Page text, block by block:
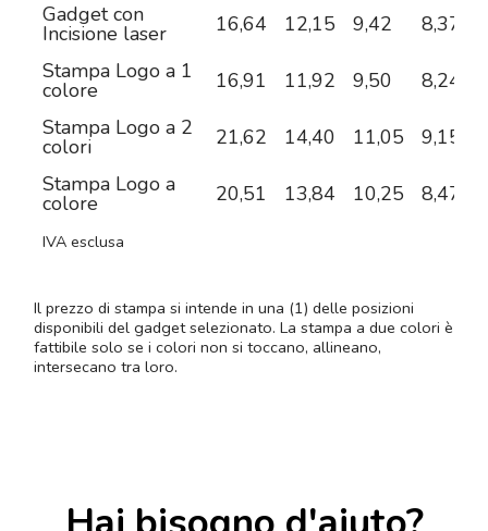
Gadget con
Incisione laser 16,64 12,15 9,42 8,37
Stampa Logo a 1
colore 16,91 11,92 9,50 8,24
Stampa Logo a 2
colori 21,62 14,40 11,05 9,15
Stampa Logo a
colore 20,51 13,84 10,25 8,47
IVA esclusa
Il prezzo di stampa si intende in una (1) delle posizioni
disponibili del gadget selezionato. La stampa a due colori è
fattibile solo se i colori non si toccano, allineano,
intersecano tra loro.